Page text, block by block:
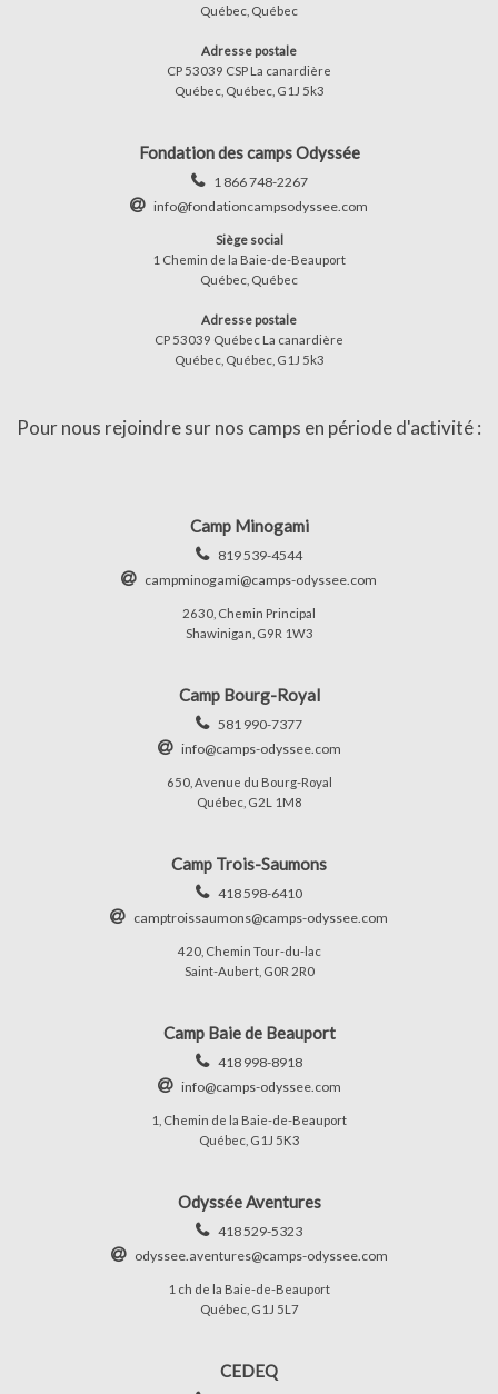
Québec, Québec
Adresse postale
CP 53039 CSP La canardière
Québec, Québec, G1J 5k3
Fondation des camps Odyssée
1 866 748-2267
info@fondationcampsodyssee.com
Siège social
1 Chemin de la Baie-de-Beauport
Québec, Québec
Adresse postale
CP 53039 Québec La canardière
Québec, Québec, G1J 5k3
Pour nous rejoindre sur nos camps en période d'activité :
Camp Minogami
819 539-4544
campminogami@camps-odyssee.com
2630, Chemin Principal
Shawinigan, G9R 1W3
Camp Bourg-Royal
581 990-7377
info@camps-odyssee.com
650, Avenue du Bourg-Royal
Québec, G2L 1M8
Camp Trois-Saumons
418 598-6410
camptroissaumons@camps-odyssee.com
420, Chemin Tour-du-lac
Saint-Aubert, G0R 2R0
Camp Baie de Beauport
418 998-8918
info@camps-odyssee.com
1, Chemin de la Baie-de-Beauport
Québec, G1J 5K3
Odyssée Aventures
418 529-5323
odyssee.aventures@camps-odyssee.com
1 ch de la Baie-de-Beauport
Québec, G1J 5L7
CEDEQ